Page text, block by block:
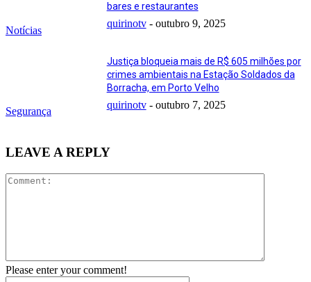
Notícias
bares e restaurantes
quirinotv - outubro 9, 2025
Segurança
Justiça bloqueia mais de R$ 605 milhões por
crimes ambientais na Estação Soldados da
Borracha, em Porto Velho
quirinotv - outubro 7, 2025
LEAVE A REPLY
Please enter your comment!